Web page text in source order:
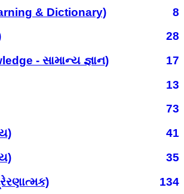
& Dictionary)
8
28
- સામાન્ય જ્ઞાન)
17
13
73
41
35
134